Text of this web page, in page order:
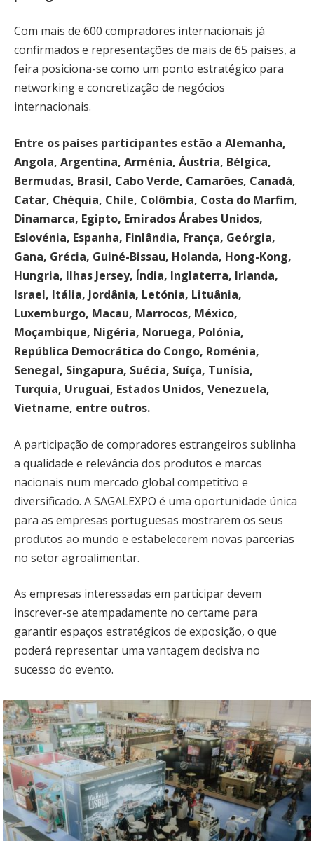
Com mais de 600 compradores internacionais já
confirmados e representações de mais de 65 países, a
feira posiciona-se como um ponto estratégico para
networking e concretização de negócios
internacionais.
Entre os países participantes estão a Alemanha,
Angola, Argentina, Arménia, Áustria, Bélgica,
Bermudas, Brasil, Cabo Verde, Camarões, Canadá,
Catar, Chéquia, Chile, Colômbia, Costa do Marfim,
Dinamarca, Egipto, Emirados Árabes Unidos,
Eslovénia, Espanha, Finlândia, França, Geórgia,
Gana, Grécia, Guiné-Bissau, Holanda, Hong-Kong,
Hungria, Ilhas Jersey, Índia, Inglaterra, Irlanda,
Israel, Itália, Jordânia, Letónia, Lituânia,
Luxemburgo, Macau, Marrocos, México,
Moçambique, Nigéria, Noruega, Polónia,
República Democrática do Congo, Roménia,
Senegal, Singapura, Suécia, Suíça, Tunísia,
Turquia, Uruguai, Estados Unidos, Venezuela,
Vietname, entre outros.
A participação de compradores estrangeiros sublinha
a qualidade e relevância dos produtos e marcas
nacionais num mercado global competitivo e
diversificado. A SAGALEXPO é uma oportunidade única
para as empresas portuguesas mostrarem os seus
produtos ao mundo e estabelecerem novas parcerias
no setor agroalimentar.
As empresas interessadas em participar devem
inscrever-se atempadamente no certame para
garantir espaços estratégicos de exposição, o que
poderá representar uma vantagem decisiva no
sucesso do evento.